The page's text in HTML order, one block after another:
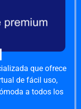
que ofrece
de fácil uso,
a todos los